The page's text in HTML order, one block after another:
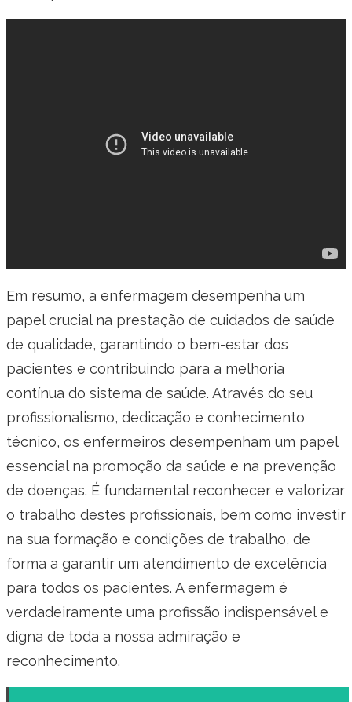
Em resumo, a enfermagem desempenha um
papel crucial na prestação de cuidados de saúde
de qualidade, garantindo o bem-estar dos
pacientes e contribuindo para a melhoria
contínua do sistema de saúde. Através do seu
profissionalismo, dedicação e conhecimento
técnico, os enfermeiros desempenham um papel
essencial na promoção da saúde e na prevenção
de doenças. É fundamental reconhecer e valorizar
o trabalho destes profissionais, bem como investir
na sua formação e condições de trabalho, de
forma a garantir um atendimento de excelência
para todos os pacientes. A enfermagem é
verdadeiramente uma profissão indispensável e
digna de toda a nossa admiração e
reconhecimento.